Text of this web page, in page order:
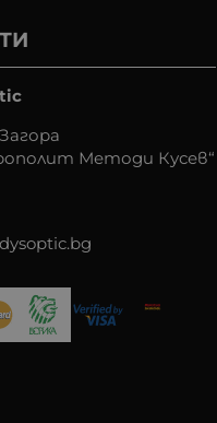
Методи Кусев“